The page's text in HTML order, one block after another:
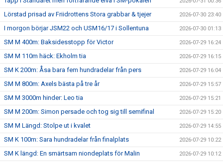
Lörstad prisad av Friidrottens Stora grabbar & tjejer 2026-07-30 23:40
I morgon börjar JSM22 och USM16/17 i Sollentuna 2026-07-30 01:13
SM M 400m: Baksidesstopp för Victor 2026-07-29 16:24
SM M 110m häck: Ekholm tia 2026-07-29 16:15
SM K 200m: Åsa bara fem hundradelar från pers 2026-07-29 16:04
SM M 800m: Axels bästa på tre år 2026-07-29 15:57
SM M 3000m hinder: Leo tia 2026-07-29 15:21
SM M 200m: Simon persade och tog sig till semifinal 2026-07-29 15:20
SM M Längd: Stolpe ut i kvalet 2026-07-29 14:55
SM K 100m: Sara hundradelar från finalplats 2026-07-29 10:22
SM K längd: En smärtsam niondeplats för Malin 2026-07-29 10:12